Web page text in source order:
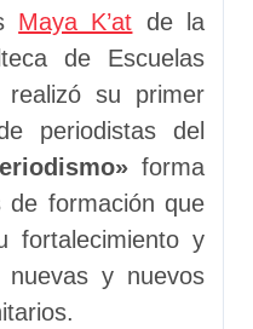
Maya K’at de la
de Escuelas
realizó su primer
periodistas del
forma
de formación que
fortalecimiento y
y nuevos